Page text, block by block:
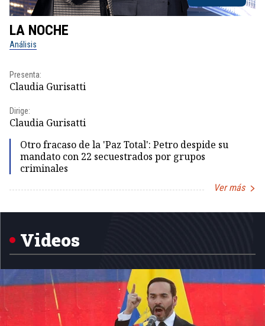
LA NOCHE
Análisis
Presenta:
Claudia Gurisatti
Dirige:
Claudia Gurisatti
Otro fracaso de la 'Paz Total': Petro despide su
mandato con 22 secuestrados por grupos
criminales
Ver más
1
Videos